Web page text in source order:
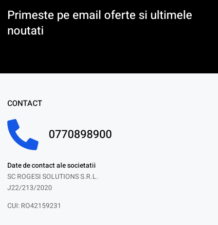
Primeste pe email oferte si ultimele
noutati
CONTACT
0770898900
Date de contact ale societatii
SC ROGESI SOLUTIONS S.R.L.
J22/213/2020
CUI: RO42159231